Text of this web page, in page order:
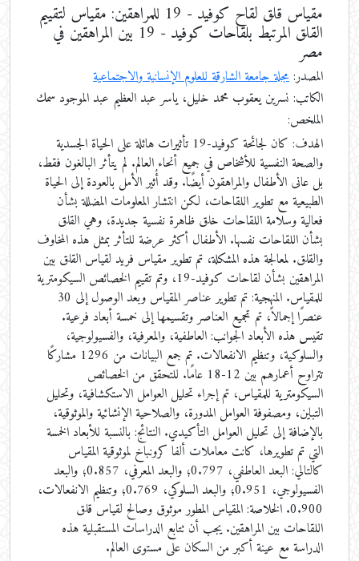
مقياس قلق لقاح كوفيد - 19 للمراهقين: مقياس لتقييم
القلق المرتبط بلقاحات كوفيد - 19 بين المراهقين في
مصر
المصدر:مجلة جامعة الشارقة للعلوم الإنسانية والاجتماعية
الكاتب: نسرين يعقوب محمد خليل، ياسر عبد العظيم عبد الموجود سمك
الملخص:
الهدف: كان لجائحة كوفيد-19 تأثيرات هائلة على الحياة الجسدية
والصحة النفسية للأشخاص في جميع أنحاء العالم. لم يتأثر البالغون فقط،
بل عانى الأطفال والمراهقون أيضًا. وقد أُثير الأمل بالعودة إلى الحياة
الطبيعية مع تطوير اللقاحات، لكن انتشار المعلومات المضللة بشأن
فعالية وسلامة اللقاحات خلق ظاهرة نفسية جديدة، وهي القلق
بشأن اللقاحات نفسها. الأطفال أكثر عرضة للتأثر بمثل هذه المخاوف
والقلق. لمعالجة هذه المشكلة، تم تطوير مقياس فريد لقياس القلق بين
المراهقين بشأن لقاحات كوفيد-19، وتم تقييم الخصائص السيكومترية
للمقياس. المنهجية: تم تطوير عناصر المقياس وبعد الوصول إلى 30
عنصرًا إجمالاً، تم تجميع العناصر وتقسيمها إلى خمسة أبعاد فرعية.
تقيس هذه الأبعاد الجوانب: العاطفية، والمعرفية، والفسيولوجية،
والسلوكية، وتنظيم الانفعالات. تم جمع البيانات من 1296 مشاركًا
تتراوح أعمارهم بين 12-18 عامًا. للتحقق من الخصائص
السيكومترية للمقياس، تم إجراء تحليل العوامل الاستكشافية، وتحليل
التباين، ومصفوفة العوامل المدورة، والصلاحية الإنشائية والموثوقية،
بالإضافة إلى تحليل العوامل التأكيدي. النتائج: بالنسبة للأبعاد الخمسة
التي تم تطويرها، كانت معاملات ألفا كرونباخ لموثوقية المقياس
كالتالي: البعد العاطفي، 0.797؛ والبعد المعرفي، 0.857؛ والبعد
الفسيولوجي، 0.951؛ والبعد السلوكي، 0.769؛ وتنظيم الانفعالات،
0.900. الخلاصة: المقياس المطور موثوق وصالح لقياس قلق
اللقاحات بين المراهقين. يجب أن تتابع الدراسات المستقبلية هذه
الدراسة مع عينة أكبر من السكان على مستوى العالم.